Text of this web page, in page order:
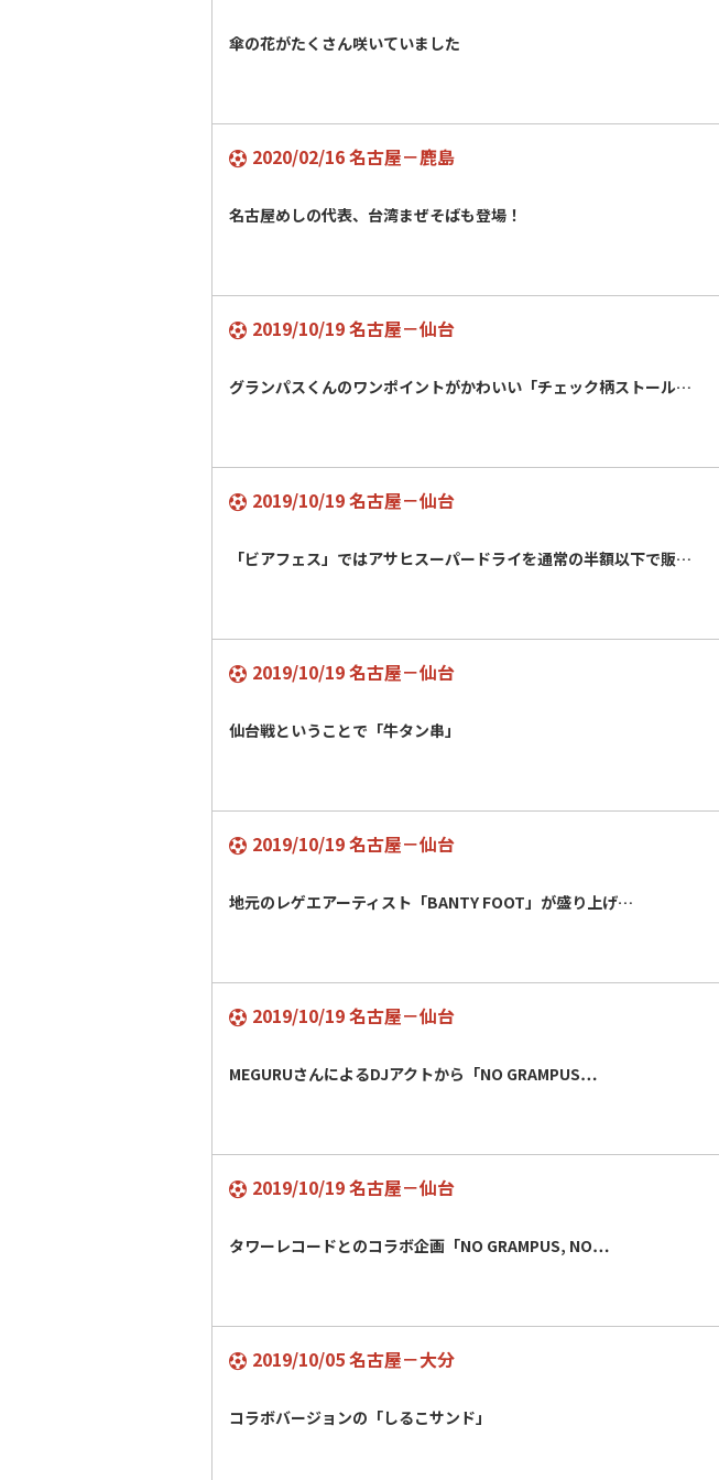
傘の花がたくさん咲いていました
2020/02/16 名古屋－鹿島
名古屋めしの代表、台湾まぜそばも登場！
2019/10/19 名古屋－仙台
グランパスくんのワンポイントがかわいい「チェック柄ストール…
2019/10/19 名古屋－仙台
「ビアフェス」ではアサヒスーパードライを通常の半額以下で販…
2019/10/19 名古屋－仙台
仙台戦ということで「牛タン串」
2019/10/19 名古屋－仙台
地元のレゲエアーティスト「BANTY FOOT」が盛り上げ…
2019/10/19 名古屋－仙台
MEGURUさんによるDJアクトから「NO GRAMPUS…
2019/10/19 名古屋－仙台
タワーレコードとのコラボ企画「NO GRAMPUS, NO…
2019/10/05 名古屋－大分
コラボバージョンの「しるこサンド」